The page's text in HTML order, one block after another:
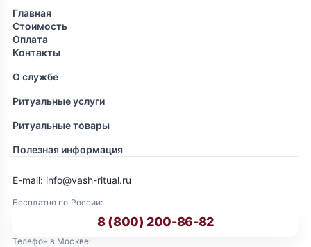
Главная
Стоимость
Оплата
Контакты
О службе
Ритуальные услуги
Ритуальные товары
Полезная информация
Бесплатно по России:
8 (800) 200-86-82
Телефон в Москве:
E-mail: info@vash-ritual.ru